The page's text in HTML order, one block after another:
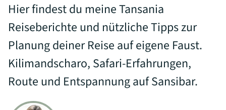
Hier findest du meine Tansania
Reiseberichte und nützliche Tipps zur
Planung deiner Reise auf eigene Faust.
Kilimandscharo, Safari-Erfahrungen,
Route und Entspannung auf Sansibar.